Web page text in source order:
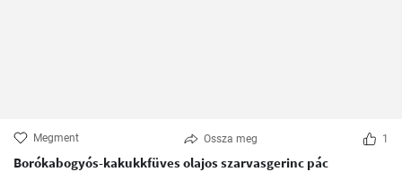
Megment Ossza meg 1
Borókabogyós-kakukkfüves olajos szarvasgerinc pác